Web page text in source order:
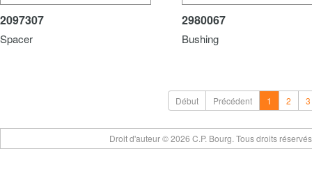
2097307
Spacer
2980067
Bushing
Début Précédent 1 2 3
Droit d'auteur © 2026 C.P. Bourg. Tous droits